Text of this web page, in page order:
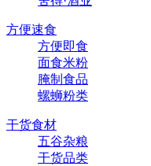
方便速食
方便即食
面食米粉
腌制食品
螺蛳粉类
干货食材
五谷杂粮
干货品类